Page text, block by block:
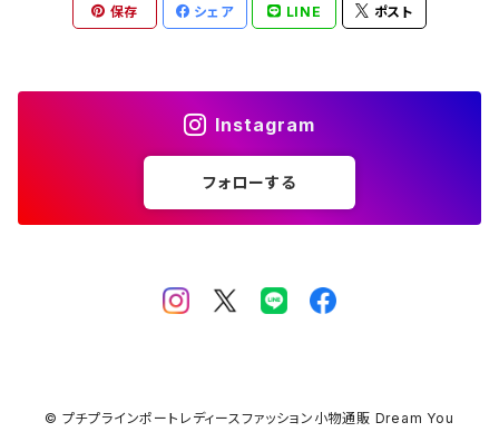
保存 シェア LINE ポスト
Instagram
フォローする
© プチプラインポートレディースファッション小物通販 Dream You